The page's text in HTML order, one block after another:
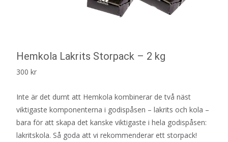
Hemkola Lakrits Storpack – 2 kg
300 kr
Inte är det dumt att Hemkola kombinerar de två näst
viktigaste komponenterna i godispåsen – lakrits och kola –
bara för att skapa det kanske viktigaste i hela godispåsen:
lakritskola. Så goda att vi rekommenderar ett storpack!